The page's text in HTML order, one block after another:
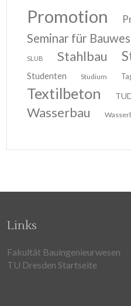
Promotion
Seminar für
SLUB Stahlbau
Studenten Studium
Textilbeton
Wasserbau
Links
Fakultät Bauingenieurwesen
TU Dresden Startseite